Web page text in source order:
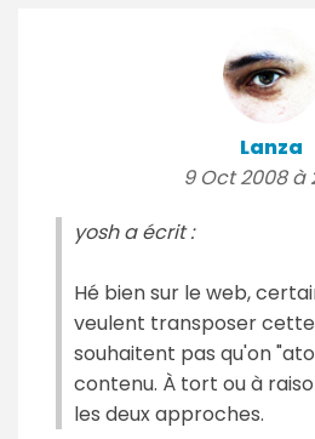
Lanza
9 Oct 2008 à
yosh a écrit :
Hé bien sur le web,
veulent transposer
souhaitent pas qu'on
contenu. À tort ou à
les deux approches.